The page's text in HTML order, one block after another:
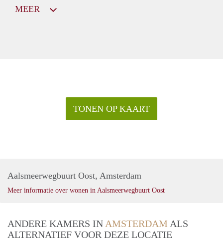
MEER
TONEN OP KAART
Aalsmeerwegbuurt Oost, Amsterdam
Meer informatie over wonen in Aalsmeerwegbuurt Oost
ANDERE KAMERS IN AMSTERDAM ALS
ALTERNATIEF VOOR DEZE LOCATIE